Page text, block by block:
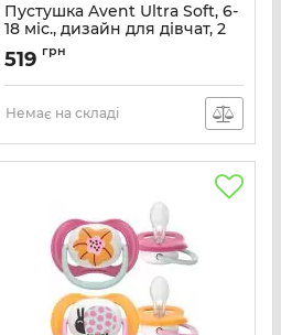
Пустушка Avent Ultra Soft, 6-
18 міс., дизайн для дівчат, 2
Артикул:
519 грн
Немає на складі